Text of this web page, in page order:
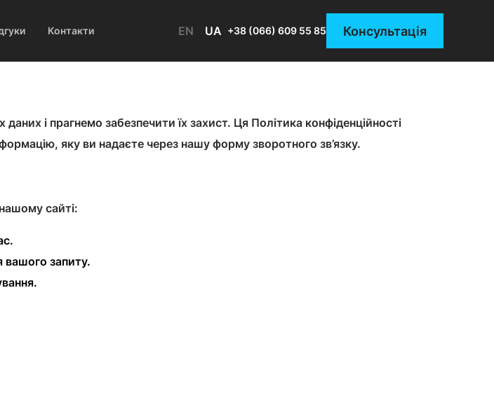
Контакти EN UA +38 (066) 609 55 85 Консультація
і прагнемо забезпечити їх захист. Ця Політика конфіденційності
яку ви надаєте через нашу форму зворотного зв’язку.
сайті:
вашого запиту.